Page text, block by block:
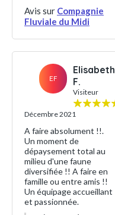
Avis sur Compagnie
Fluviale du Midi
EF
Elisabeth
F.
Visiteur
Décembre 2021
A faire absolument !!.
Un moment de
dépaysement total au
milieu d'une faune
diversifiée !! A faire en
famille ou entre amis !!
Un équipage accueillant
et passionnée.